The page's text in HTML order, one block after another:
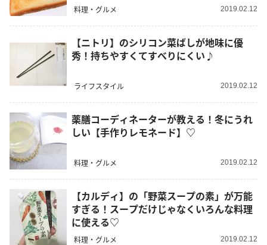
料理・グルメ 2019.02.12
【ニトリ】のシリコン菜ばしが地味に優
秀！持ちやすくてすべりにくい♪
ライフスタイル 2019.02.12
薬膳コーディネーターが教える！冬にうれ
しい【手作りレモネード】♡
料理・グルメ 2019.02.12
【カルディ】の「野菜スープの素」が万能
すぎる！スープだけじゃなくいろんな料理
に使える♡
料理・グルメ 2019.02.12